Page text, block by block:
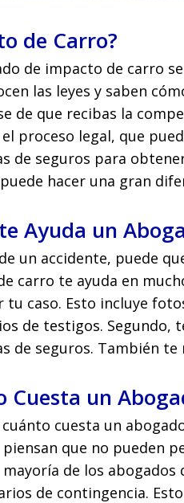
de Carro?
de impacto de carro
las leyes y saben
de que recibas la
proceso legal, que
de seguros para
hacer una gran
Ayuda un
un accidente, puede
carro te ayuda en
tu caso. Esto incluye
de testigos. Segundo,
de seguros. También
Cuesta un
cuesta un
piensan que no pueden
de los
de contingencia.